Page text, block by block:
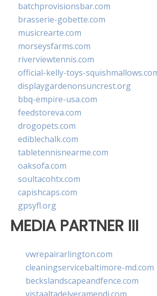
batchprovisionsbar.com
brasserie-gobette.com
musicrearte.com
morseysfarms.com
riverviewtennis.com
official-kelly-toys-
displaygardenonsuncrest.org
bbq-empire-usa.com
feedstoreva.com
drogopets.com
ediblechalk.com
tabletennisnearme.com
oaksofa.com
soultacohtx.com
capishcaps.com
gpsyfl.org
MEDIA PARTNER III
vwrepairarlington.com
cleaningservicebaltimore-md.com
beckslandscapeandfence.com